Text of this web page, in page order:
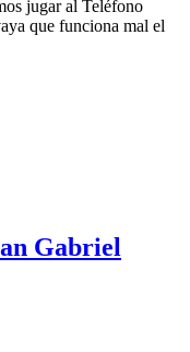
jugar al Teléfono
que funciona mal el
Gabriel